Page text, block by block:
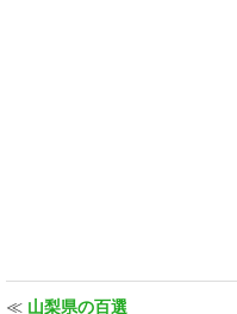
≪ 山梨県の百選